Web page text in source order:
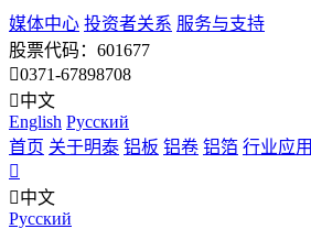
媒体中心 投资者关系 服务与支持
股票代码：601677
0371-67898708
中文
English Pусский
首页 关于明泰 铝板 铝卷 铝箔 行业应用
中文
Pусский